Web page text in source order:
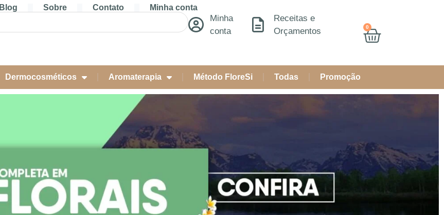
Blog Sobre Contato Minha conta
Minha
conta
Receitas e
Orçamentos
0
Dermocosméticos Aromaterapia Método FloreSi Todas Promoção